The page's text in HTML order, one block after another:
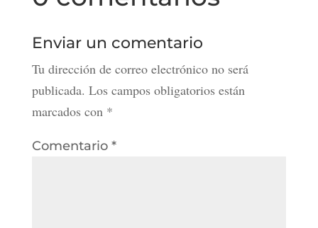
Enviar un comentario
Tu dirección de correo electrónico no será
publicada. Los campos obligatorios están
marcados con *
Comentario *